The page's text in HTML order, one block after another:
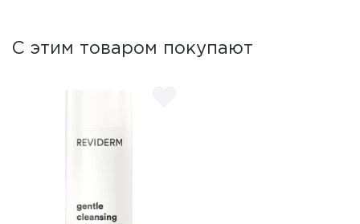
С этим товаром покупают